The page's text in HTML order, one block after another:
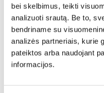
bei skelbimus, teikti
analizuoti srautą. Be to,
bendriname su
analizės partneriais, kurie
pateiktos arba naudojant
informacijos.